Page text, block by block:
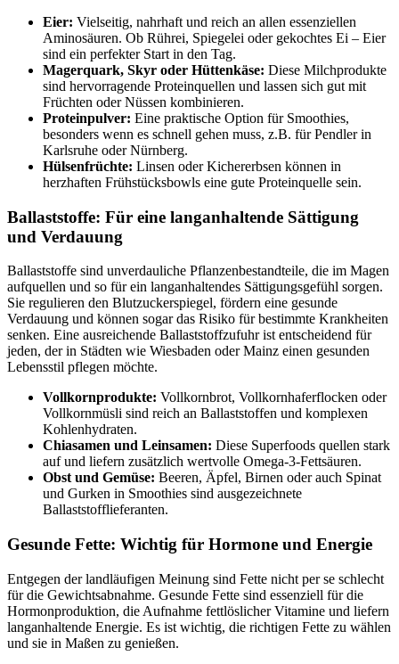
Eier: Vielseitig, nahrhaft und reich an allen essenziellen
Aminosäuren. Ob Rührei, Spiegelei oder gekochtes Ei – Eier
sind ein perfekter Start in den Tag.
Magerquark, Skyr oder Hüttenkäse: Diese Milchprodukte
sind hervorragende Proteinquellen und lassen sich gut mit
Früchten oder Nüssen kombinieren.
Proteinpulver: Eine praktische Option für Smoothies,
besonders wenn es schnell gehen muss, z.B. für Pendler in
Karlsruhe oder Nürnberg.
Hülsenfrüchte: Linsen oder Kichererbsen können in
herzhaften Frühstücksbowls eine gute Proteinquelle sein.
Ballaststoffe: Für eine langanhaltende Sättigung
und Verdauung
Ballaststoffe sind unverdauliche Pflanzenbestandteile, die im Magen
aufquellen und so für ein langanhaltendes Sättigungsgefühl sorgen.
Sie regulieren den Blutzuckerspiegel, fördern eine gesunde
Verdauung und können sogar das Risiko für bestimmte Krankheiten
senken. Eine ausreichende Ballaststoffzufuhr ist entscheidend für
jeden, der in Städten wie Wiesbaden oder Mainz einen gesunden
Lebensstil pflegen möchte.
Vollkornprodukte: Vollkornbrot, Vollkornhaferflocken oder
Vollkornmüsli sind reich an Ballaststoffen und komplexen
Kohlenhydraten.
Chiasamen und Leinsamen: Diese Superfoods quellen stark
auf und liefern zusätzlich wertvolle Omega-3-Fettsäuren.
Obst und Gemüse: Beeren, Äpfel, Birnen oder auch Spinat
und Gurken in Smoothies sind ausgezeichnete
Ballaststofflieferanten.
Gesunde Fette: Wichtig für Hormone und Energie
Entgegen der landläufigen Meinung sind Fette nicht per se schlecht
für die Gewichtsabnahme. Gesunde Fette sind essenziell für die
Hormonproduktion, die Aufnahme fettlöslicher Vitamine und liefern
langanhaltende Energie. Es ist wichtig, die richtigen Fette zu wählen
und sie in Maßen zu genießen.